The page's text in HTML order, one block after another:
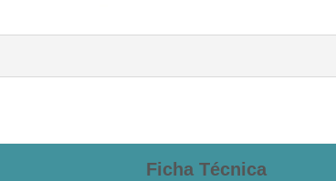
Ficha Técnica